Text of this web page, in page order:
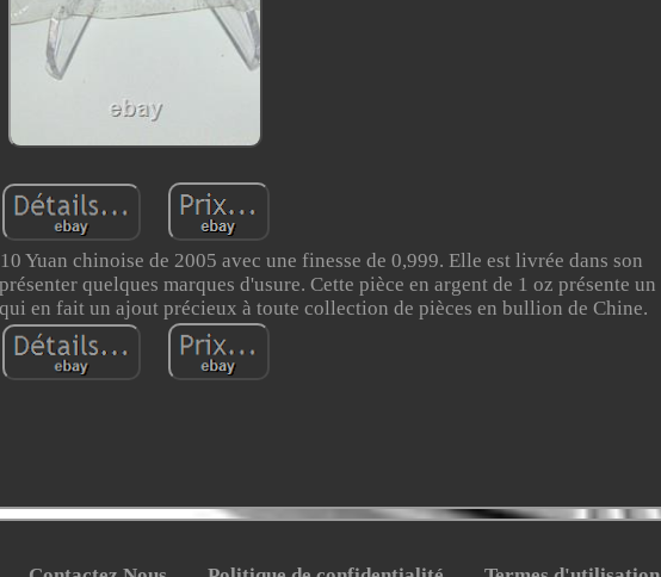
Yuan chinoise de 2005 avec une finesse de 0,999. Elle est livrée dans son
quelques marques d'usure. Cette pièce en argent de 1 oz présente un
en fait un ajout précieux à toute collection de pièces en bullion de Chine.